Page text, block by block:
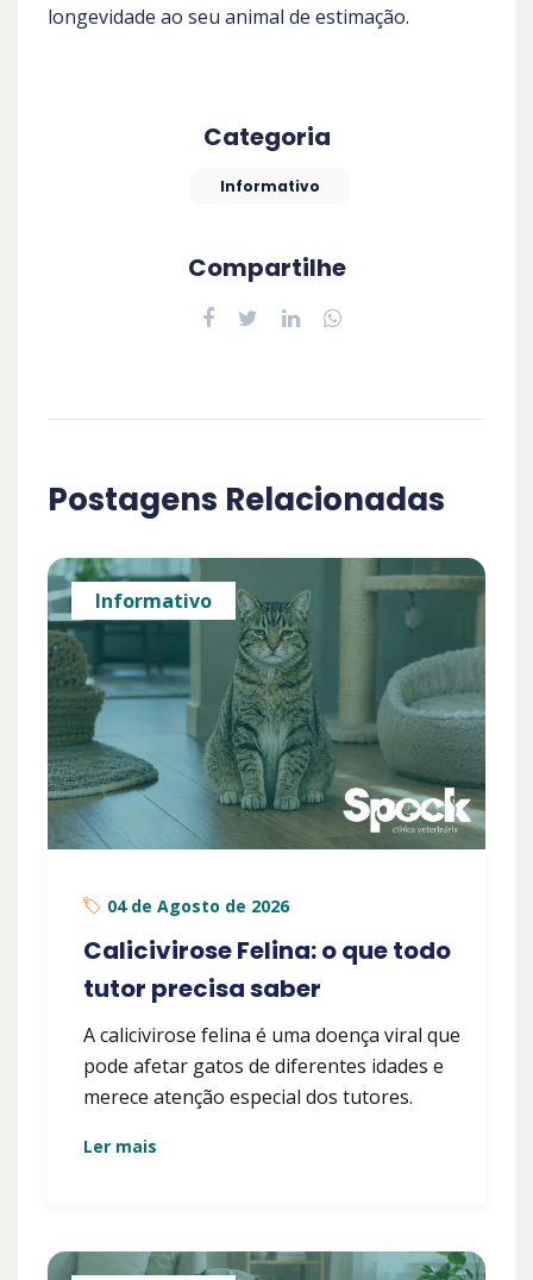
longevidade ao seu animal de estimação.
Categoria
Informativo
Compartilhe
Postagens Relacionadas
Informativo
04 de Agosto de 2026
Calicivirose Felina: o que todo
tutor precisa saber
A calicivirose felina é uma doença viral que
pode afetar gatos de diferentes idades e
merece atenção especial dos tutores.
Ler mais